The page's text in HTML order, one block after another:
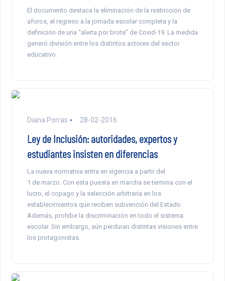
El documento destaca la eliminación de la restricción de
aforos, el regreso a la jornada escolar completa y la
definición de una “alerta por brote” de Covid-19. La medida
generó división entre los distintos actores del sector
educativo.
Diana Porras 28-02-2016
Ley de Inclusión: autoridades, expertos y
estudiantes insisten en diferencias
La nueva normativa entra en vigencia a partir del
1 de marzo. Con esta puesta en marcha se termina con el
lucro, el copago y la selección arbitraria en los
establecimientos que reciben subvención del Estado.
Además, prohíbe la discriminación en todo el sistema
escolar. Sin embargo, aún perduran distintas visiones entre
los protagonistas.